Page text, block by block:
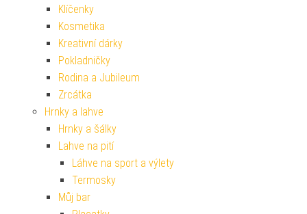
Klíčenky
Kosmetika
Kreativní dárky
Pokladničky
Rodina a Jubileum
Zrcátka
Hrnky a lahve
Hrnky a šálky
Lahve na pití
Láhve na sport a výlety
Termosky
Můj bar